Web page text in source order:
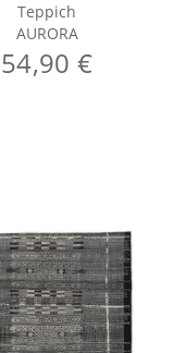
Teppich
AURORA
54,90 €